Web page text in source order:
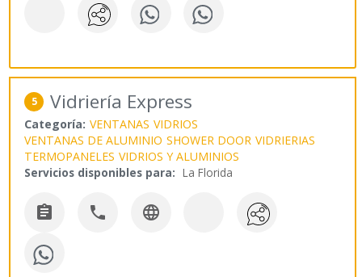
5 Vidriería Express
Categoría: VENTANAS VIDRIOS
VENTANAS DE ALUMINIO SHOWER DOOR VIDRIERIAS
TERMOPANELES VIDRIOS Y ALUMINIOS
Servicios disponibles para: La Florida
  